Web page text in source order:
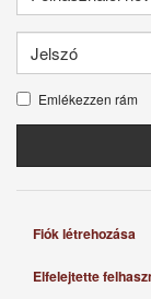
Emlékezzen rám
Fiók létrehozása
Elfelejtette